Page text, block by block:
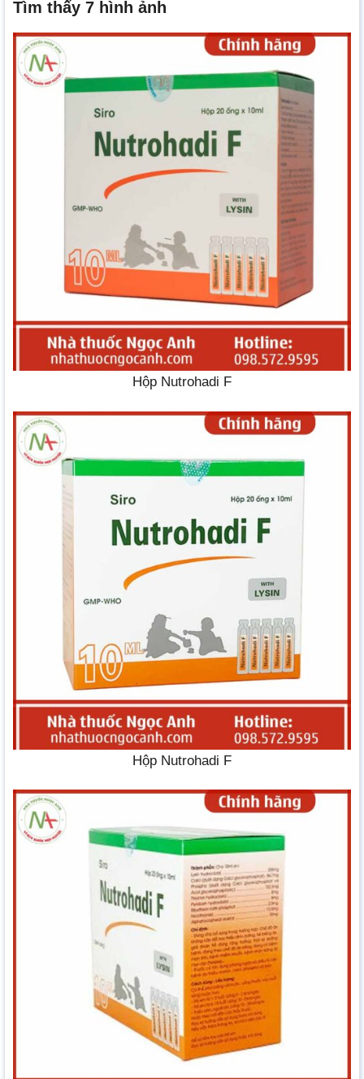
Tìm thấy 7 hình ảnh
Hộp Nutrohadi F
Hộp Nutrohadi F